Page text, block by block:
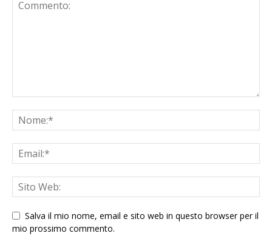
Salva il mio nome, email e sito web in questo browser per il
mio prossimo commento.